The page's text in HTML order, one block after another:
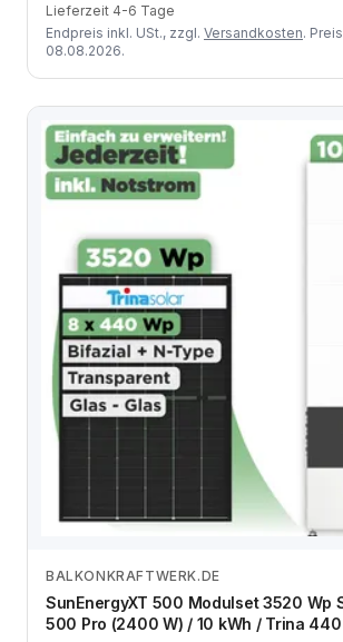
Lieferzeit 4-6 Tage
Endpreis inkl. USt., zzgl. Versandkosten.
08.08.2026.
Zum Angebot
BALKONKRAFTWERK.DE
SunEnergyXT 500 Modulset 3520 Wp
500 Pro (2400 W) / 10 kWh / Trina